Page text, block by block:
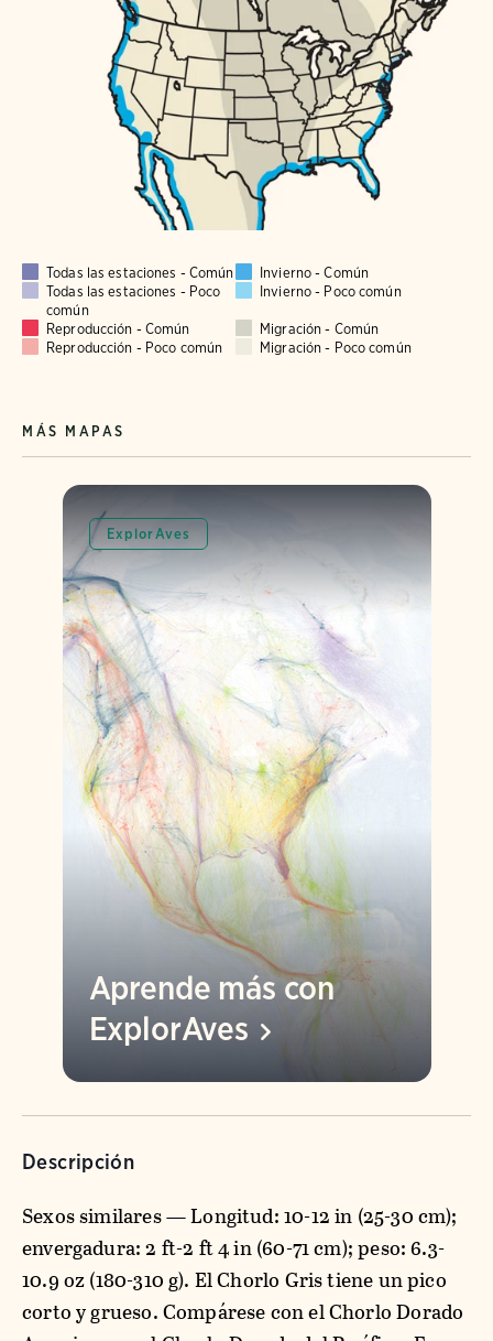
Todas las estaciones - Común
Invierno - Común
Todas las estaciones - Poco
común
Invierno - Poco común
Reproducción - Común
Migración - Común
Reproducción - Poco común
Migración - Poco común
MÁS MAPAS
ExplorAves
Aprende más con
ExplorAves
Descripción
Sexos similares — Longitud: 10-12 in (25-30 cm);
envergadura: 2 ft-2 ft 4 in (60-71 cm); peso: 6.3-
10.9 oz (180-310 g). El Chorlo Gris tiene un pico
corto y grueso. Compárese con el Chorlo Dorado